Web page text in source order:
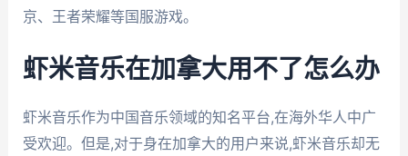
京、王者荣耀等国服游戏。
虾米音乐在加拿大用不了怎么办
虾米音乐作为中国音乐领域的知名平台,在海外华人中广
受欢迎。但是,对于身在加拿大的用户来说,虾米音乐却无